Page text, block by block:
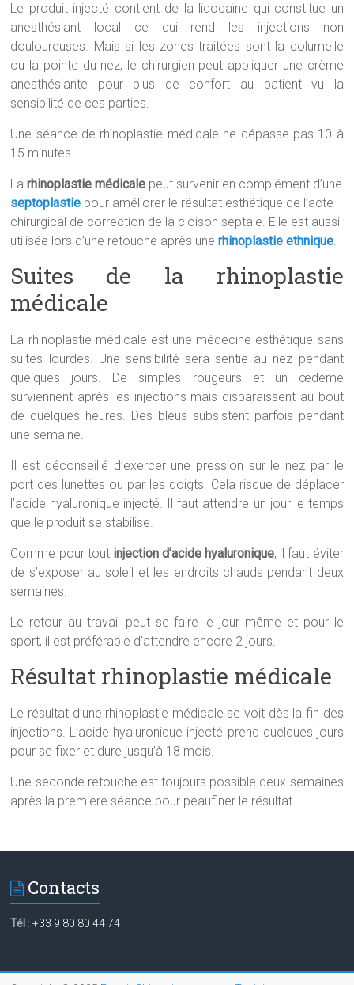
Le produit injecté contient de la lidocaïne qui constitue un
anesthésiant local ce qui rend les injections non
douloureuses. Mais si les zones traitées sont la columelle
ou la pointe du nez, le chirurgien peut appliquer une crème
anesthésiante pour plus de confort au patient vu la
sensibilité de ces parties.
Une séance de rhinoplastie médicale ne dépasse pas 10 à
15 minutes.
Larhinoplastie médicale peut survenir en complément d’une
septoplastie pour améliorer le résultat esthétique de l’acte
chirurgical de correction de la cloison septale. Elle est aussi
utilisée lors d’une retouche après unerhinoplastie ethnique.
Suites de la rhinoplastie
médicale
La rhinoplastie médicale est une médecine esthétique sans
suites lourdes. Une sensibilité sera sentie au nez pendant
quelques jours. De simples rougeurs et un œdème
surviennent après les injections mais disparaissent au bout
de quelques heures. Des bleus subsistent parfois pendant
une semaine.
Il est déconseillé d’exercer une pression sur le nez par le
port des lunettes ou par les doigts. Cela risque de déplacer
l’acide hyaluronique injecté. Il faut attendre un jour le temps
que le produit se stabilise.
Comme pour tout injection d’acide hyaluronique, il faut éviter
de s’exposer au soleil et les endroits chauds pendant deux
semaines.
Le retour au travail peut se faire le jour même et pour le
sport, il est préférable d’attendre encore 2 jours.
Résultat rhinoplastie médicale
Le résultat d’une rhinoplastie médicale se voit dès la fin des
injections. L’acide hyaluronique injecté prend quelques jours
pour se fixer et dure jusqu’à 18 mois.
Une seconde retouche est toujours possible deux semaines
après la première séance pour peaufiner le résultat.
Contacts
Tél :+33 9 80 80 44 74